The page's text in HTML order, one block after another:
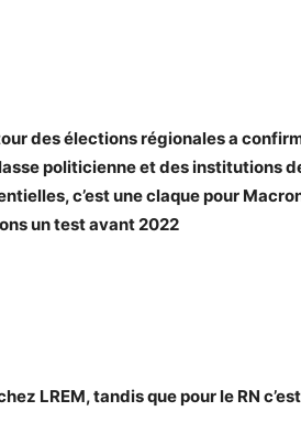
des élections régionales a
politicienne et des institutions
c’est une claque pour
un test avant 2022
LREM, tandis que pour le RN